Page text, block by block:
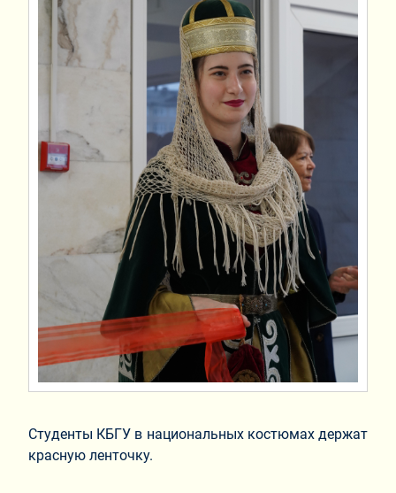
Студенты КБГУ в национальных костюмах держат
красную ленточку.